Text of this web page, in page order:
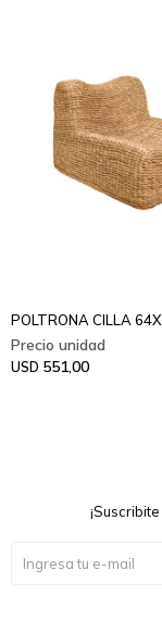
POLTRONA CILLA
USD 551,00